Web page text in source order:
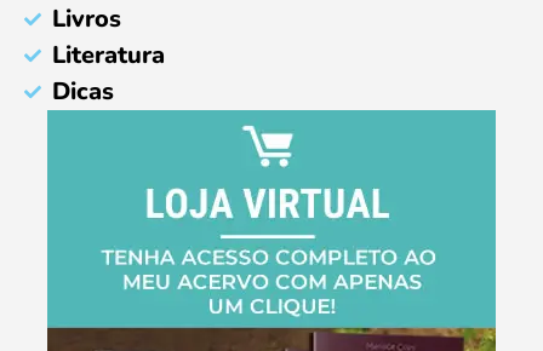
Livros
Literatura
Dicas